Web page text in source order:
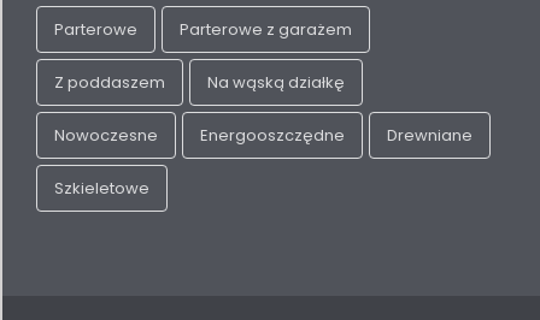
Parterowe Parterowe z garażem
Z poddaszem Na wąską działkę
Nowoczesne Energooszczędne Drewniane
Szkieletowe